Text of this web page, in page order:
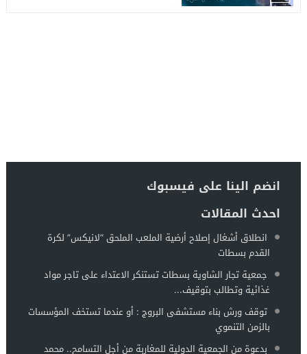
انضم الينا على فيسبوك
احدث المقالات
انطلاق أشغال إصلاح أرضية الملعب الملحق “لانيكس” لكرة
القدم بسطات
جمعية تجار الشاوية بسطات تستنكر الاعتداء على تاجر مواد
غذائية وتطالب بتوقيف...
توقف ورش بناء مستشفى البروج : أو عندما تستخف المؤسسات
بالزمن التنموي
بدعوة من الجمعية الدولية للمغاربة من أجل التسامح.. محمد